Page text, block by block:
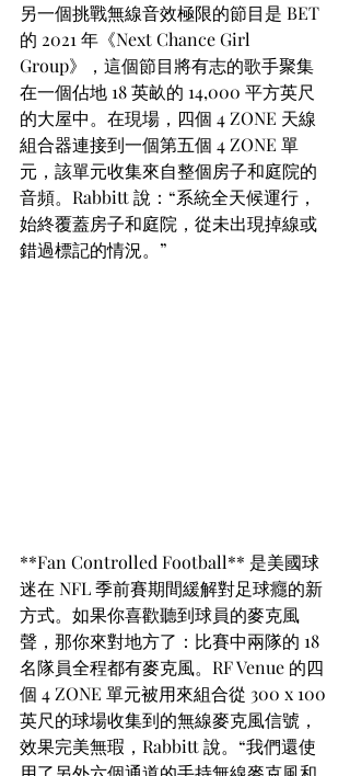
另一個挑戰無線音效極限的節目是 BET
的 2021 年《Next Chance Girl
Group》，這個節目將有志的歌手聚集
在一個佔地 18 英畝的 14,000 平方英尺
的大屋中。在現場，四個 4 ZONE 天線
組合器連接到一個第五個 4 ZONE 單
元，該單元收集來自整個房子和庭院的
音頻。Rabbitt 說：“系統全天候運行，
始終覆蓋房子和庭院，從未出現掉線或
錯過標記的情況。”
**Fan Controlled Football** 是美國球
迷在 NFL 季前賽期間緩解對足球癮的新
方式。如果你喜歡聽到球員的麥克風
聲，那你來對地方了：比賽中兩隊的 18
名隊員全程都有麥克風。RF Venue 的四
個 4 ZONE 單元被用來組合從 300 x 100
英尺的球場收集到的無線麥克風信號，
效果完美無瑕，Rabbitt 說。“我們還使